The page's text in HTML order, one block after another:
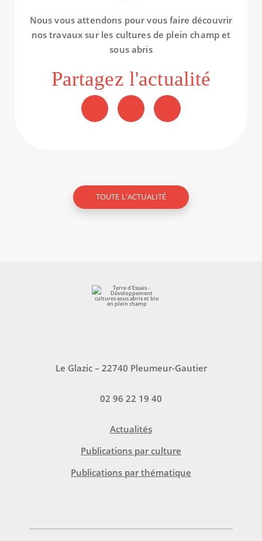
Nous vous attendons pour vous faire découvrir
nos travaux sur les cultures de plein champ et
sous abris
Partagez l'actualité
TOUTE L'ACTUALITÉ
Le Glazic – 22740 Pleumeur-Gautier
02 96 22 19 40
Actualités
Publications par culture
Publications par thématique